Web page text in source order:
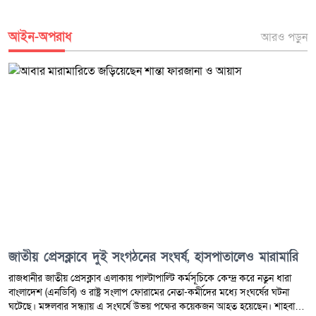
প্রতিটি ধর্ষণের ঘটনার বিচার যদি এমন স্বচ্ছ ও দ্রুত প্রক্রিয়ায় সম্পন্ন হতো তবে
সমাজে নারীদের নিরাপত্তা আরও জোরদার হতো।
আইন-অপরাধ আরও পড়ুন
জাতীয় প্রেসক্লাবে দুই সংগঠনের সংঘর্ষ, হাসপাতালেও মারামারি
রাজধানীর জাতীয় প্রেসক্লাব এলাকায় পাল্টাপাল্টি কর্মসূচিকে কেন্দ্র করে নতুন ধারা
বাংলাদেশ (এনডিবি) ও রাষ্ট্র সংলাপ ফোরামের নেতা-কর্মীদের মধ্যে সংঘর্ষের ঘটনা
ঘটেছে। মঙ্গলবার সন্ধ্যায় এ সংঘর্ষে উভয় পক্ষের কয়েকজন আহত হয়েছেন। শাহবাগ